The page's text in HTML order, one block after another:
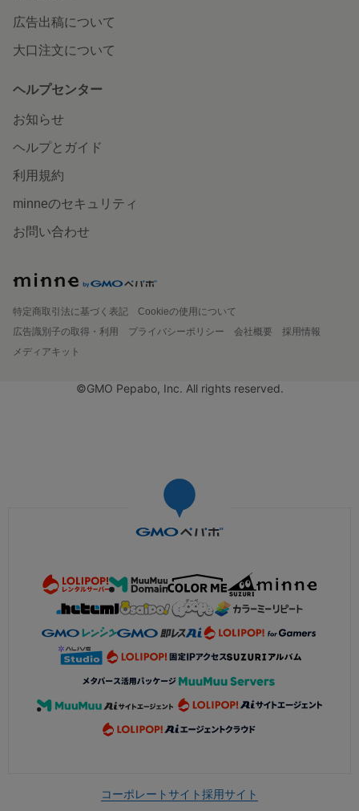
広告出稿について
大口注文について
ヘルプセンター
お知らせ
ヘルプとガイド
利用規約
minneのセキュリティ
お問い合わせ
特定商取引法に基づく表記
Cookieの使用について
広告識別子の取得・利用
プライバシーポリシー 会社概要
採用情報
メディアキット
©GMO Pepabo, Inc. All rights reserved.
コーポレートサイト採用サイト